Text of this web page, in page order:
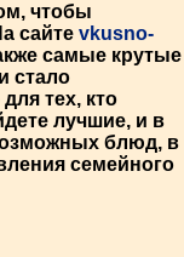
чтобы
сайте vkusno-
самые крутые
стало
тех, кто
лучшие, и в
блюд, в
семейного